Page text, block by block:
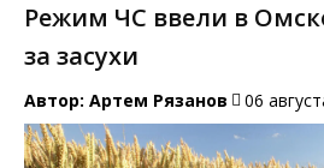
Режим ЧС ввели в
за засухи
Автор: Артем Рязанов 06